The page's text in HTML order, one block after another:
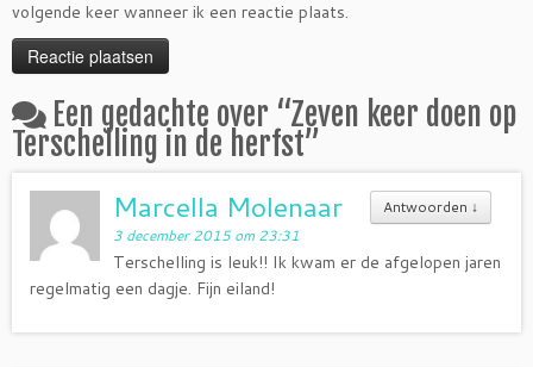
volgende keer wanneer ik een reactie plaats.
Een gedachte over “Zeven keer doen op
Terschelling in de herfst”
Antwoorden ↓
Marcella Molenaar
3 december 2015 om 23:31
Terschelling is leuk!! Ik kwam er de afgelopen jaren
regelmatig een dagje. Fijn eiland!